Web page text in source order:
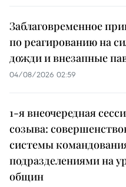
Заблаговременное
по реагированию на
дожди и внезапные
04/08/2026 02:59
1-я внеочередная
созыва:
системы
подразделениями на
общин